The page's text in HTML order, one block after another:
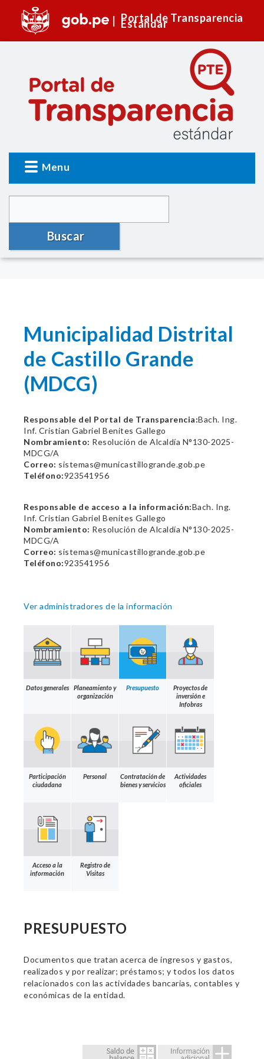
Portal de Transparencia
Estándar
Menu
Buscar
Municipalidad Distrital
de Castillo Grande
(MDCG)
Responsable del Portal de Transparencia:Bach. Ing.
Inf. Cristian Gabriel Benites Gallego
Nombramiento: Resolución de Alcaldía N°130-2025-
MDCG/A
Correo: sistemas@municastillogrande.gob.pe
Teléfono:923541956
Responsable de acceso a la información:Bach. Ing.
Inf. Cristian Gabriel Benites Gallego
Nombramiento: Resolución de Alcaldía N°130-2025-
MDCG/A
Correo: sistemas@municastillogrande.gob.pe
Teléfono:923541956
Ver administradores de la información
Datos generales
Planeamiento y
organización
Presupuesto
Proyectos de
inversión e
Infobras
Participación
ciudadana
Personal
Contratación de
bienes y servicios
Actividades
oficiales
Acceso a la
información
Registro de
Visitas
PRESUPUESTO
Documentos que tratan acerca de ingresos y gastos,
realizados y por realizar; préstamos; y todos los datos
relacionados con las actividades bancarias, contables y
económicas de la entidad.